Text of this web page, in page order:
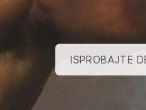
ISPROBAJTE